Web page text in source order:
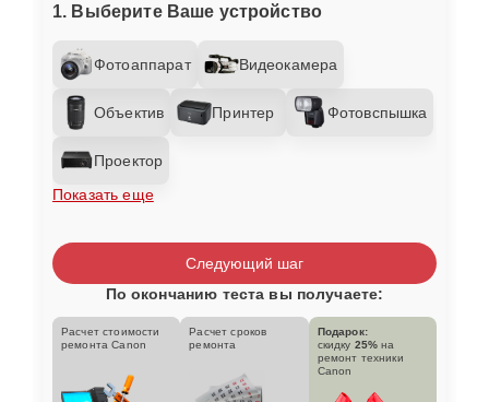
1. Выберите Ваше устройство
Фотоаппарат Видеокамера
Объектив Принтер Фотовспышка
Проектор
Показать еще
Следующий шаг
По окончанию теста вы получаете:
Расчет стоимости
ремонта Canon
Расчет сроков
ремонта
Подарок:
скидку 25% на
ремонт техники
Canon